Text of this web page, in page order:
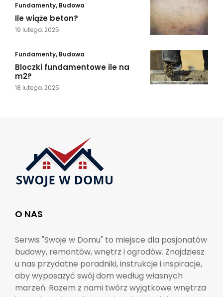
Fundamenty, Budowa
Ile wiąże beton?
19 lutego, 2025
Fundamenty, Budowa
Bloczki fundamentowe ile na
m2?
18 lutego, 2025
O NAS
Serwis "Swoje w Domu" to miejsce dla pasjonatów
budowy, remontów, wnętrz i ogrodów. Znajdziesz
u nas przydatne poradniki, instrukcje i inspiracje,
aby wyposażyć swój dom według własnych
marzeń. Razem z nami twórz wyjątkowe wnętrza